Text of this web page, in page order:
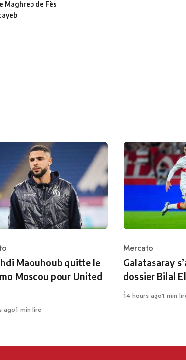
Maghreb de Fès
Maouhoub quitte le
Moscou pour United
ago1 min lire
Category
Mercato
Galatasaray
dossier Bilal
Publié
14 hours ago1 min